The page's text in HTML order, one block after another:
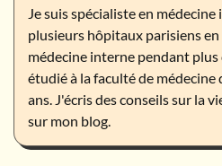
Je suis spécialiste en
plusieurs hôpitaux parisiens
médecine interne pendant plus
étudié à la faculté de médecine
ans. J'écris des conseils sur la
sur mon blog.